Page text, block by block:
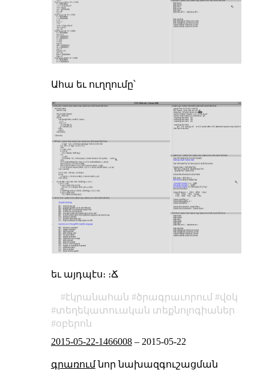
Ահա եւ ուղղումը՝
եւ այդպէս։ ։Ճ
էկրանահան ծրագրաւորում
վօկ
տեղեկատուական տեքնոլոգիաներ
օբերոն
2015-05-22-1466008– 2015-05-22
գրառումնոր նախազգուշացման